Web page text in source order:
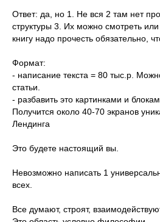
Ответ: да, но 1. Не вся 2 там нет
структуры 3. Их можно смотреть
книгу надо прочесть обязательно,
Формат:
- написание текста = 80 тыс.р.
статьи.
- разбавить это картинками и
Получится около 40-70 экранов
Лендинга
Это будете настоящий вы.
Невозможно написать 1
всех.
Все думают, строят,